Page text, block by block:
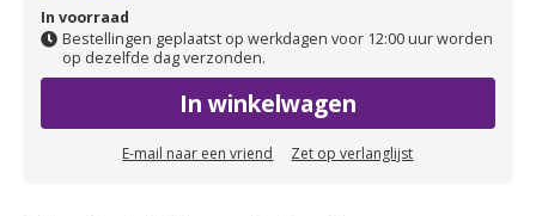
In voorraad
Bestellingen geplaatst op werkdagen voor 12:00 uur worden
op dezelfde dag verzonden.
In winkelwagen
E-mail naar een vriend Zet op verlanglijst